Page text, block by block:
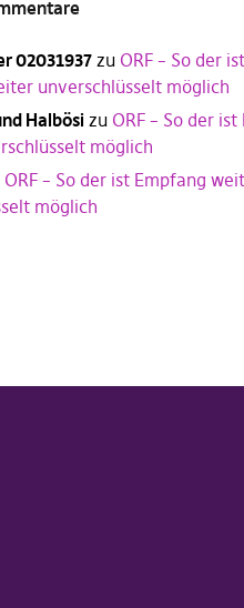
02031937zu ORF – So der ist
unverschlüsselt möglich
Halbösi zu ORF – So der
möglich
ORF – So der ist Empfang
möglich